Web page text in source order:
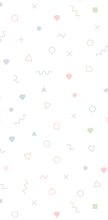
Funny Faces
Laat de grappige
beneden vallen en
maak groepen van
elkaar gekoppelde
gezichtjes.